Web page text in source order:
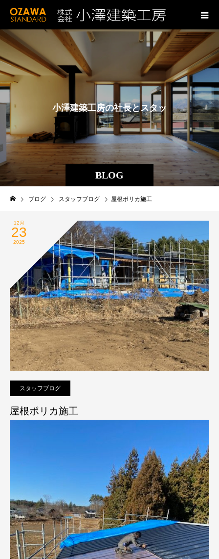
BLOG
建 築工房の社長とスタッフのブ ログ
ブログ スタッフブログ 屋根ポリカ施工
12月
23
2025
スタッフブログ
屋根ポリカ施工